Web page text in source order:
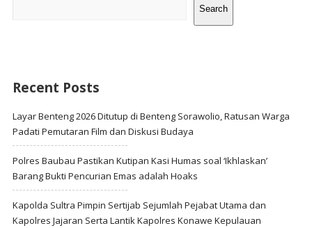
Search
Recent Posts
Layar Benteng 2026 Ditutup di Benteng Sorawolio, Ratusan Warga
Padati Pemutaran Film dan Diskusi Budaya
Polres Baubau Pastikan Kutipan Kasi Humas soal ‘Ikhlaskan’
Barang Bukti Pencurian Emas adalah Hoaks
Kapolda Sultra Pimpin Sertijab Sejumlah Pejabat Utama dan
Kapolres Jajaran Serta Lantik Kapolres Konawe Kepulauan